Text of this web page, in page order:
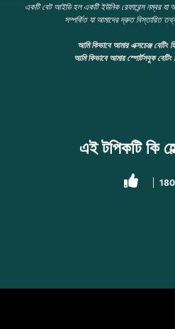
একটি বেট আইডি হল একটি ইউনিক রেফারেন্স নম্বর যা
সম্পর্কিত যা আমাদের দ্রুত বিস্তারিত
আমি কিভাবে আমার এক্সচেঞ্জ বেটিং
আমি কিভাবে আমার স্পোর্টসবুক বেটিং
এই টপিকটি কি
180